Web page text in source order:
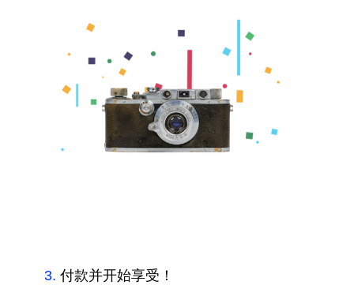
3. 付款并开始享受！